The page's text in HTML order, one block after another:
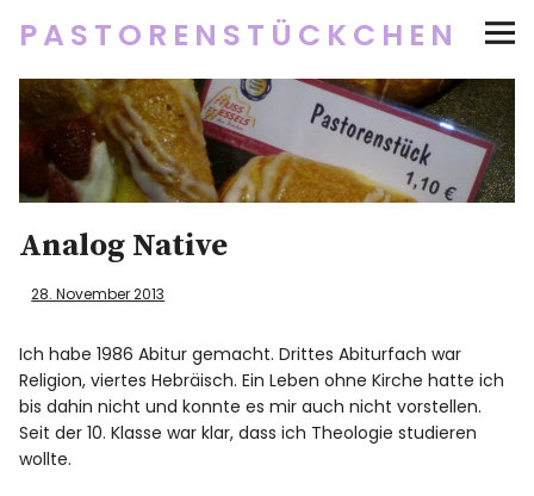
PASTORENSTÜCKCHEN
Startseite
Über
Social Media
Newsletter
Impressum/Datenschutz
Twitter
Analog Native
28. November 2013
Ich habe 1986 Abitur gemacht. Drittes Abiturfach war
Religion, viertes Hebräisch. Ein Leben ohne Kirche hatte ich
bis dahin nicht und konnte es mir auch nicht vorstellen.
Seit der 10. Klasse war klar, dass ich Theologie studieren
wollte.